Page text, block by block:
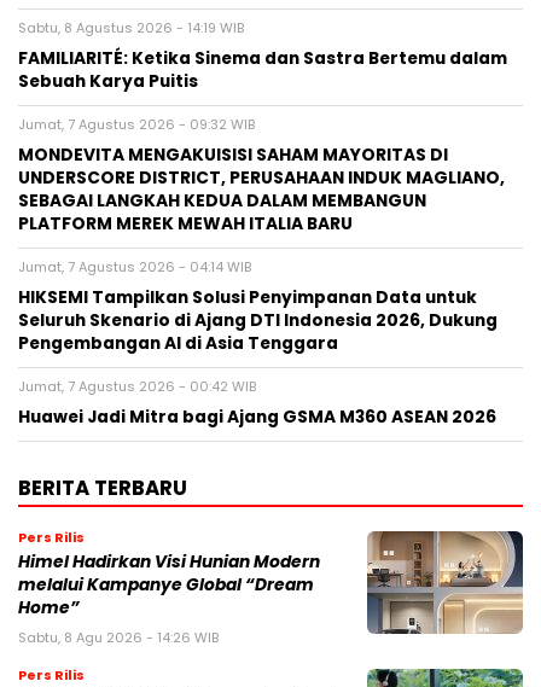
Sabtu, 8 Agustus 2026 - 14:19 WIB
FAMILIARITÉ: Ketika Sinema dan Sastra Bertemu dalam
Sebuah Karya Puitis
Jumat, 7 Agustus 2026 - 09:32 WIB
MONDEVITA MENGAKUISISI SAHAM MAYORITAS DI
UNDERSCORE DISTRICT, PERUSAHAAN INDUK MAGLIANO,
SEBAGAI LANGKAH KEDUA DALAM MEMBANGUN
PLATFORM MEREK MEWAH ITALIA BARU
Jumat, 7 Agustus 2026 - 04:14 WIB
HIKSEMI Tampilkan Solusi Penyimpanan Data untuk
Seluruh Skenario di Ajang DTI Indonesia 2026, Dukung
Pengembangan AI di Asia Tenggara
Jumat, 7 Agustus 2026 - 00:42 WIB
Huawei Jadi Mitra bagi Ajang GSMA M360 ASEAN 2026
BERITA TERBARU
Pers Rilis
Himel Hadirkan Visi Hunian Modern
melalui Kampanye Global “Dream
Home”
Sabtu, 8 Agu 2026 - 14:26 WIB
Pers Rilis